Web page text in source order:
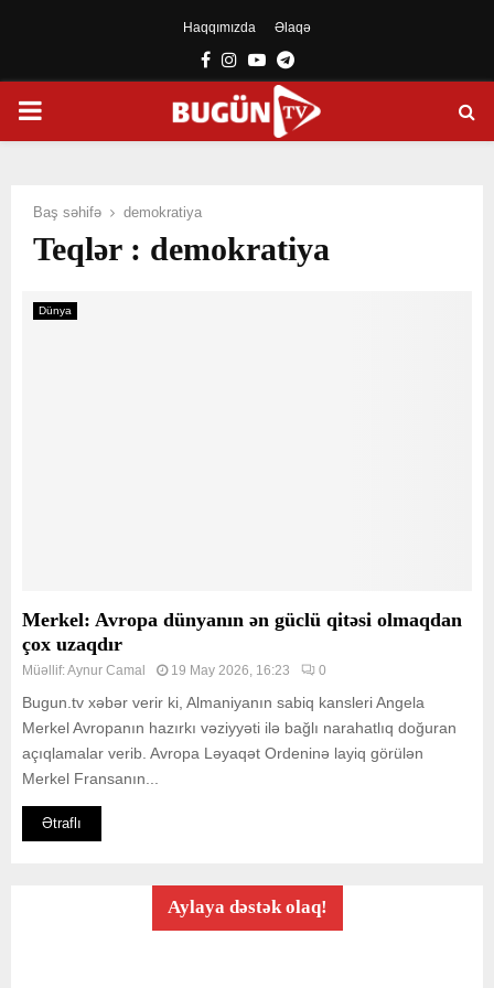
Haqqımızda Əlaqə
Facebook
Instagram
YoutubeTelegram
PRIMARY
Baş səhifə demokratiya
Teqlər : demokratiya
Dünya
Merkel: Avropa dünyanın ən güclü qitəsi olmaqdan
çox uzaqdır
Müəllif:Aynur Camal 19 May 2026, 16:23 0
Bugun.tv xəbər verir ki, Almaniyanın sabiq kansleri Angela
Merkel Avropanın hazırkı vəziyyəti ilə bağlı narahatlıq doğuran
açıqlamalar verib. Avropa Ləyaqət Ordeninə layiq görülən
Merkel Fransanın...
Ətraflı
Aylaya dəstək olaq!